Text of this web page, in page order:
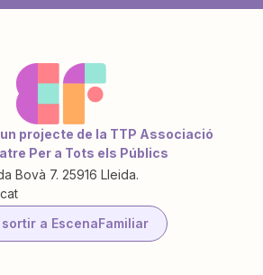
projecte de la TTP Associació
Per a Tots els Públics
Bovà 7. 25916 Lleida.
a EscenaFamiliar